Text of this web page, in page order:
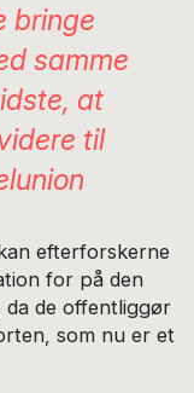
bringe
samme
at
til
efterforskerne
for på den
da de offentliggør
som nu er et